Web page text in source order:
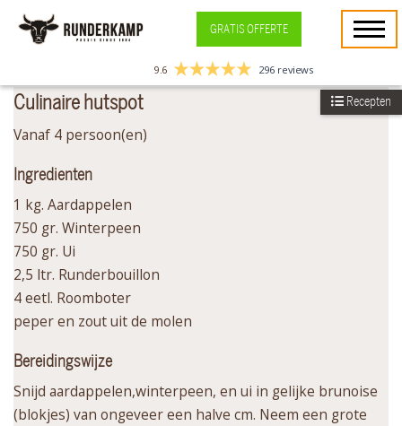
GRATIS OFFERTE
9.6 296 reviews
Culinaire hutspot
Vanaf 4 persoon(en)
Ingredienten
1 kg. Aardappelen
750 gr. Winterpeen
750 gr. Ui
2,5 ltr. Runderbouillon
4 eetl. Roomboter
peper en zout uit de molen
Bereidingswijze
Snijd aardappelen,winterpeen, en ui in gelijke brunoise
(blokjes) van ongeveer een halve cm. Neem een grote
Recepten